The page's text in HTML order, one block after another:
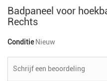
Badpaneel voor
Rechts
Conditie Nieuw
Schrijf een beoordeling